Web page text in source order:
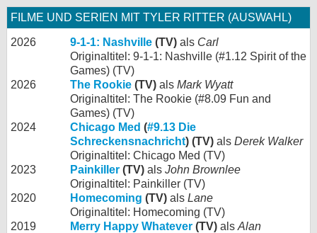
FILME UND SERIEN MIT TYLER RITTER (AUSWAHL)
2026 9-1-1: Nashville (TV) als Carl
Originaltitel: 9-1-1: Nashville (#1.12 Spirit of the
Games) (TV)
2026
The Rookie (TV) als Mark Wyatt
Originaltitel: The Rookie (#8.09 Fun and
Games) (TV)
2024
Chicago Med (#9.13 Die
Schreckensnachricht) (TV) als Derek Walker
Originaltitel: Chicago Med (TV)
2023
Painkiller (TV) als John Brownlee
Originaltitel: Painkiller (TV)
2020
Homecoming (TV) als Lane
Originaltitel: Homecoming (TV)
2019
Merry Happy Whatever (TV) als Alan